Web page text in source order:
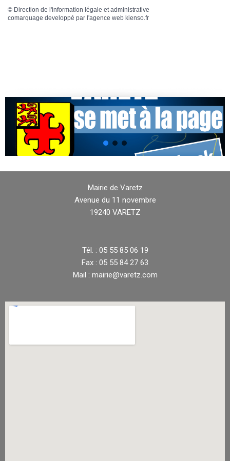
© Direction de l'information légale et administrative
comarquage developpé par l'agence web kienso.fr
Mairie de Varetz
Avenue du 11 novembre
19240 VARETZ
Tél. : 05 55 85 06 19
Fax : 05 55 84 27 63
Mail : mairie@varetz.com